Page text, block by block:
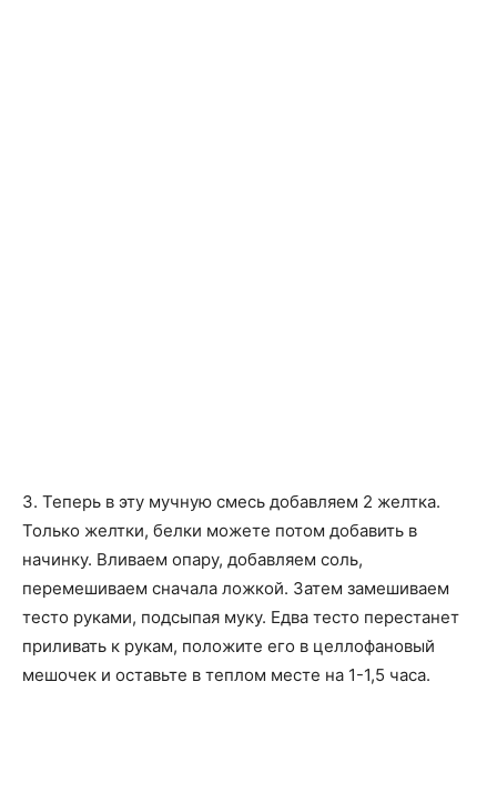
3. Теперь в эту мучную смесь добавляем 2 желтка.
Только желтки, белки можете потом добавить в
начинку. Вливаем опару, добавляем соль,
перемешиваем сначала ложкой. Затем замешиваем
тесто руками, подсыпая муку. Едва тесто перестанет
приливать к рукам, положите его в целлофановый
мешочек и оставьте в теплом месте на 1-1,5 часа.